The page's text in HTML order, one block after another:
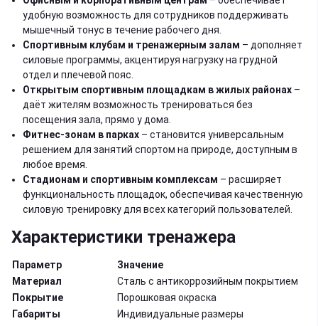
удобную возможность для сотрудников поддерживать
мышечный тонус в течение рабочего дня.
Спортивным клубам и тренажерным залам – дополняет
силовые программы, акцентируя нагрузку на грудной
отдел и плечевой пояс.
Открытым спортивным площадкам в жилых районах –
даёт жителям возможность тренироваться без
посещения зала, прямо у дома.
Фитнес-зонам в парках – становится универсальным
решением для занятий спортом на природе, доступным в
любое время.
Стадионам и спортивным комплексам – расширяет
функциональность площадок, обеспечивая качественную
силовую тренировку для всех категорий пользователей.
Характеристики тренажера
Параметр
Значение
Материал
Сталь с антикоррозийным покрытием
Покрытие
Порошковая окраска
Габариты
Индивидуальные размеры